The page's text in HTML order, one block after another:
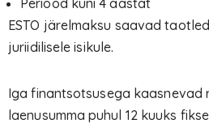
Periood kuni 4 aastat
ESTO järelmaksu saavad
juriidilisele isikule.
Iga finantsotsusega kaasnevad
laenusumma puhul 12 kuuks